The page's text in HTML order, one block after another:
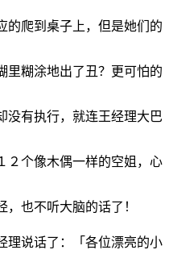
爬到桌子上，但是她们的
里糊涂地出了丑？更可怕的
没有执行，就连王经理大巴
２个像木偶一样的空姐，心
也不听大脑的话了！
说话了：「各位漂亮的小